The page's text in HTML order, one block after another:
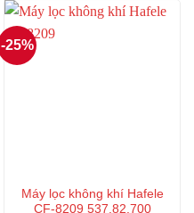
-25%
Máy lọc không khí Hafele
CF-8209 537.82.700